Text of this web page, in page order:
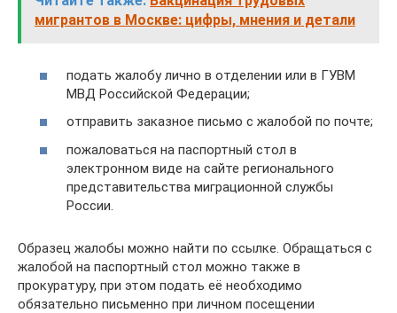
мигрантов в Москве: цифры, мнения и детали
подать жалобу лично в отделении или в ГУВМ
МВД Российской Федерации;
отправить заказное письмо с жалобой по почте;
пожаловаться на паспортный стол в
электронном виде на сайте регионального
представительства миграционной службы
России.
Образец жалобы можно найти по ссылке. Обращаться с
жалобой на паспортный стол можно также в
прокуратуру, при этом подать её необходимо
обязательно письменно при личном посещении